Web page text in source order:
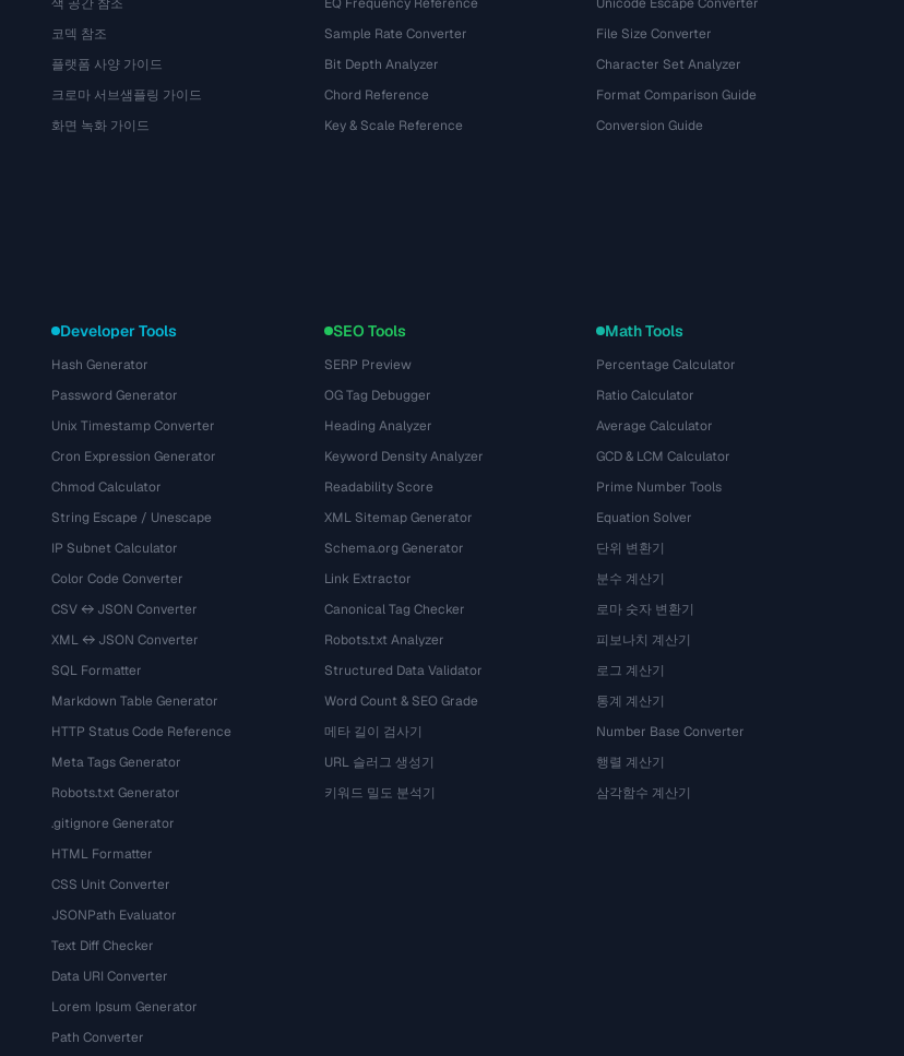
코덱 참조
플랫폼 사양 가이드
크로마 서브샘플링 가이드
화면 녹화 가이드
Sample Rate Converter
Bit Depth Analyzer
Chord Reference
Key & Scale Reference
File Size Converter
Character Set Analyzer
Format Comparison Guide
Conversion Guide
Developer Tools
Hash Generator
Password Generator
Unix Timestamp Converter
Cron Expression Generator
Chmod Calculator
String Escape / Unescape
IP Subnet Calculator
Color Code Converter
CSV ↔ JSON Converter
XML ↔ JSON Converter
SQL Formatter
Markdown Table Generator
HTTP Status Code Reference
Meta Tags Generator
Robots.txt Generator
.gitignore Generator
HTML Formatter
CSS Unit Converter
JSONPath Evaluator
Text Diff Checker
Data URI Converter
Lorem Ipsum Generator
Path Converter
SEO Tools
SERP Preview
OG Tag Debugger
Heading Analyzer
Keyword Density Analyzer
Readability Score
XML Sitemap Generator
Schema.org Generator
Link Extractor
Canonical Tag Checker
Robots.txt Analyzer
Structured Data Validator
Word Count & SEO Grade
메타 길이 검사기
URL 슬러그 생성기
키워드 밀도 분석기
Math Tools
Percentage Calculator
Ratio Calculator
Average Calculator
GCD & LCM Calculator
Prime Number Tools
Equation Solver
단위 변환기
분수 계산기
로마 숫자 변환기
피보나치 계산기
로그 계산기
통계 계산기
Number Base Converter
행렬 계산기
삼각함수 계산기